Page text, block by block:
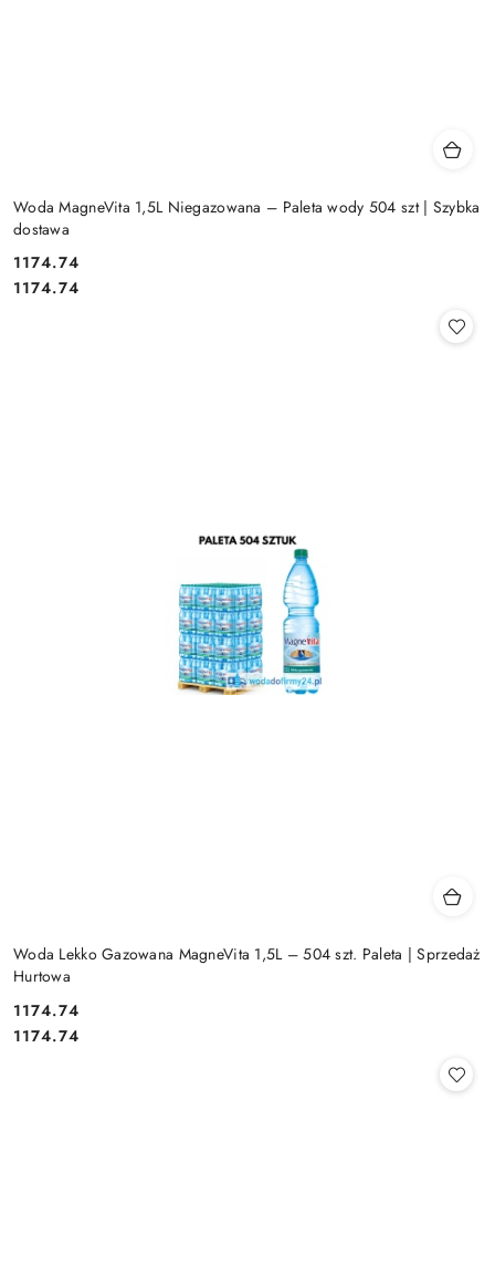
Woda MagneVita 1,5L Niegazowana – Paleta wody 504 szt | Szybka
dostawa
Cena:
1174.74
Cena:
1174.74
Woda Lekko Gazowana MagneVita 1,5L – 504 szt. Paleta | Sprzedaż
Hurtowa
Cena:
1174.74
Cena:
1174.74